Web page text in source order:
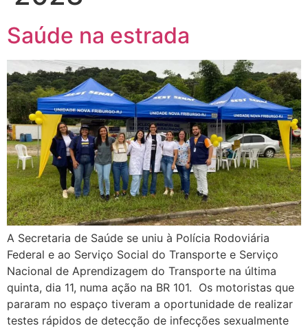
Saúde na estrada
A Secretaria de Saúde se uniu à Polícia Rodoviária
Federal e ao Serviço Social do Transporte e Serviço
Nacional de Aprendizagem do Transporte na última
quinta, dia 11, numa ação na BR 101. Os motoristas que
pararam no espaço tiveram a oportunidade de realizar
testes rápidos de detecção de infecções sexualmente